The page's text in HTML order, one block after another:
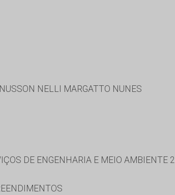
NELLI MARGATTO NUNES
DE ENGENHARIA E MEIO AMBIENTE